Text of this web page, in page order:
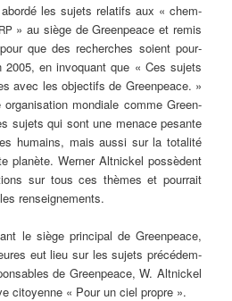
les sujets rela­tifs aux « chem­
» au siè­ge de Green­peace et remis
que des recher­ches soi­ent pour­
en invo­quant que « Ces sujets
avec les objec­tifs de Green­peace. »
orga­ni­sa­ti­on mon­dia­le com­me Green­
sujets qui sont une men­ace pesan­te
humains, mais aus­si sur la tota­li­té
planè­te. Wer­ner Alt­ni­ckel pos­sè­dent
sur tous ces thè­mes et pour­rait
renseignements.
le siè­ge prin­ci­pal de Green­peace,
eut lieu sur les sujets pré­cé­dem­
de Green­peace, W. Alt­ni­ckel
citoy­enne « Pour un ciel propre ».